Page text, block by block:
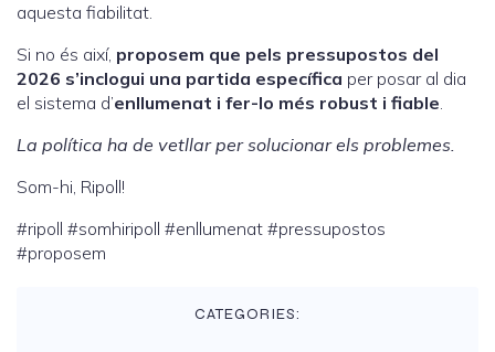
aquesta fiabilitat.
Si no és així, proposem que pels pressupostos del
2026 s’inclogui una partida específica per posar al dia
el sistema d’enllumenat i fer-lo més robust i fiable.
La política ha de vetllar per solucionar els problemes.
Som-hi, Ripoll!
#ripoll #somhiripoll #enllumenat #pressupostos
#proposem
CATEGORIES: